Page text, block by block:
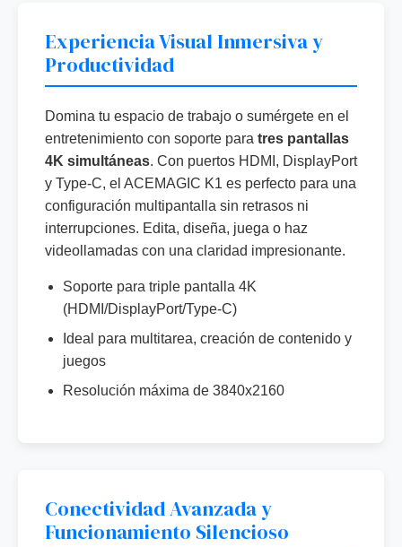
Experiencia Visual Inmersiva y
Productividad
Domina tu espacio de trabajo o sumérgete en el
entretenimiento con soporte para tres pantallas
4K simultáneas. Con puertos HDMI, DisplayPort
y Type-C, el ACEMAGIC K1 es perfecto para una
configuración multipantalla sin retrasos ni
interrupciones. Edita, diseña, juega o haz
videollamadas con una claridad impresionante.
Soporte para triple pantalla 4K
(HDMI/DisplayPort/Type-C)
Ideal para multitarea, creación de contenido y
juegos
Resolución máxima de 3840x2160
Conectividad Avanzada y
Funcionamiento Silencioso